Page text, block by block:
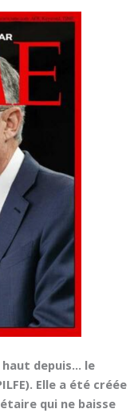
haut depuis… le
Elle a été créée
qui ne baisse